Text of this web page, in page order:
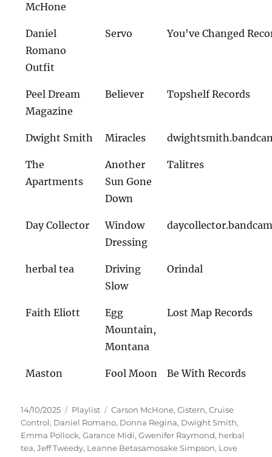
McHone
Daniel
Romano
Outfit
Servo You've Changed
Peel Dream
Magazine
Believer Topshelf Records
Dwight Smith Miracles
The
Apartments
Another
Sun Gone
Down
Talitres
Day Collector
Window
Dressing
herbal tea
Driving
Slow
Orindal
Faith Eliott
Egg
Mountain,
Montana
Lost Map Records
Maston Fool Moon Be With Records
Veröffentlicht
am
14/10/2025 Kategorien
Playlist Schlagwörter
Carson McHone,Cistern,Cruise
Control, Daniel Romano, Donna Regina, Dwight Smith,
Emma Pollock,Garance Midi,Gwenifer Raymond, herbal
tea,Jeff Tweedy, Leanne Betasamosake Simpson, Love